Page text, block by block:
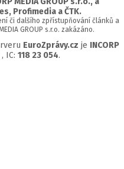
Profimedia a ČTK.
či dalšího zpřístupňování článků a
GROUP s.r.o. zakázáno.
EuroZprávy.cz je INCORP
, IC: 118 23 054.